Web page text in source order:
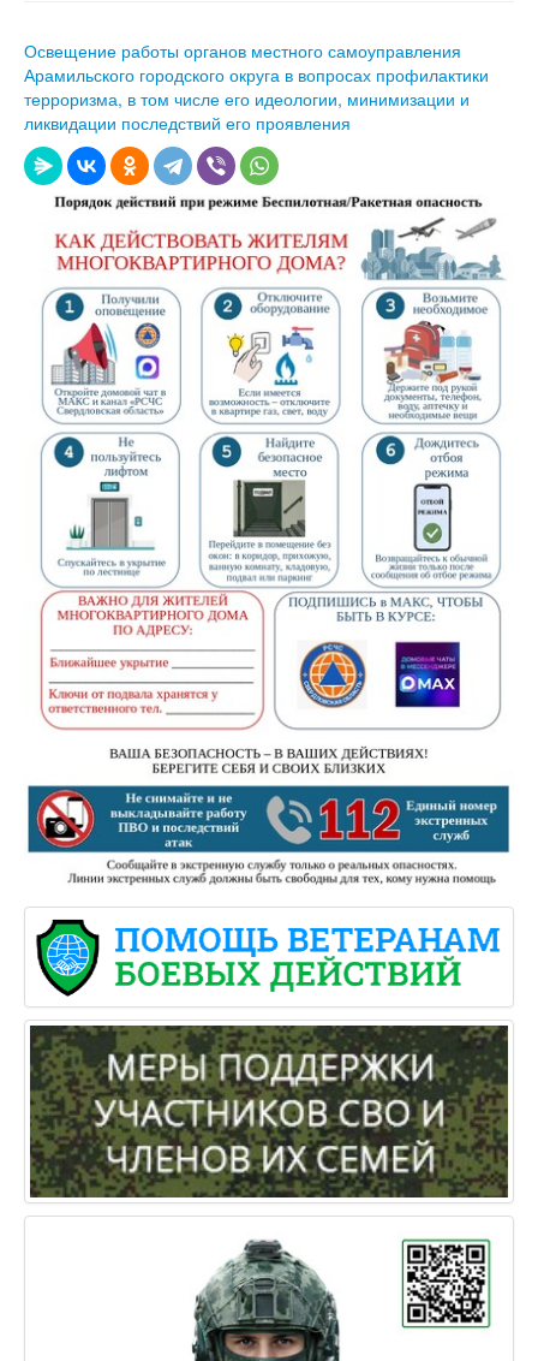
Освещение работы органов местного самоуправления
Арамильского городского округа в вопросах профилактики
терроризма, в том числе его идеологии, минимизации и
ликвидации последствий его проявления